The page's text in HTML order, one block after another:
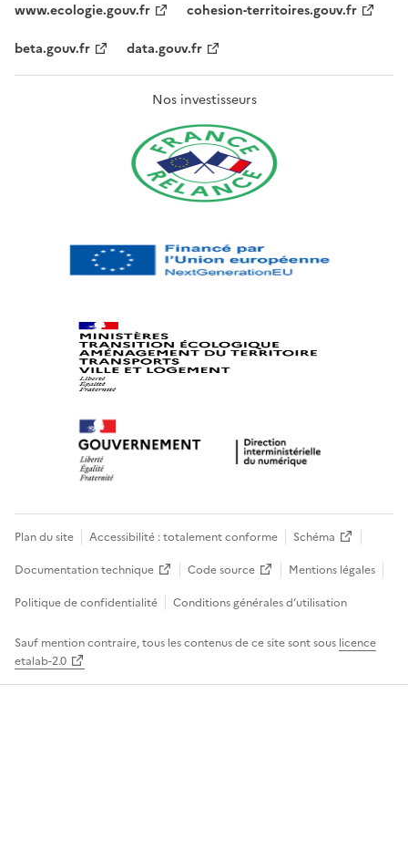
www.ecologie.gouv.fr
cohesion-territoires.gouv.fr
beta.gouv.fr
data.gouv.fr
Nos investisseurs
Plan du site Accessibilité : totalement conforme
Schéma
Documentation technique
Code source
Mentions légales
Politique de confidentialité
Conditions générales d’utilisation
Sauf mention contraire, tous les contenus de ce site sont sous licence
etalab-2.0